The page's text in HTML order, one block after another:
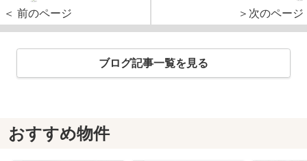
＜ 前のページ
＞次のページ
ブログ記事一覧を見る
おすすめ物件